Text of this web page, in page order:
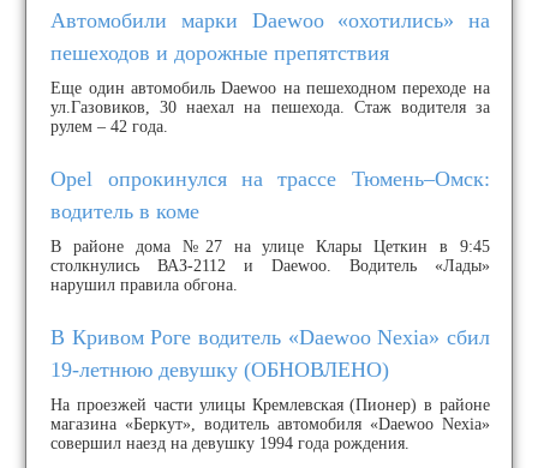
Автомобили марки Daewoo «охотились» на
пешеходов и дорожные препятствия
Еще один автомобиль Daewoo на пешеходном переходе на
ул.Газовиков, 30 наехал на пешехода. Стаж водителя за
рулем – 42 года.
Opel опрокинулся на трассе Тюмень–Омск:
водитель в коме
В районе дома №27 на улице Клары Цеткин в 9:45
столкнулись ВАЗ-2112 и Daewoo. Водитель «Лады»
нарушил правила обгона.
В Кривом Роге водитель «Daewoo Nexia» сбил
19-летнюю девушку (ОБНОВЛЕНО)
На проезжей части улицы Кремлевская (Пионер) в районе
магазина «Беркут», водитель автомобиля «Daewoo Nexia»
совершил наезд на девушку 1994 года рождения.